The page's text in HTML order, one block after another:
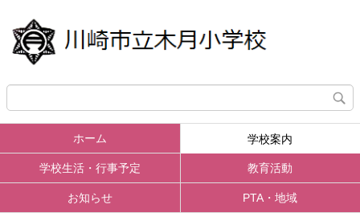
ホーム 学校案内
学校生活・行事予定 教育活動
お知らせ PTA・地域